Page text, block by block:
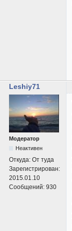
Leshiy71
Модератор
Неактивен
Откуда: От туда
Зарегистрирован:
2015.01.10
Сообщений: 930